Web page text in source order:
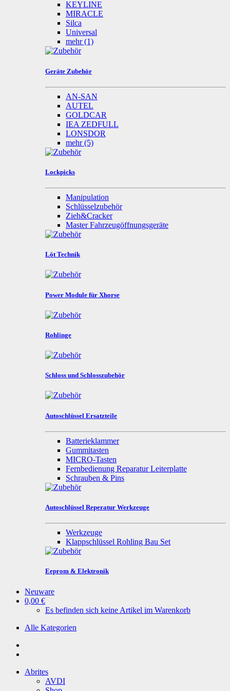
KEYLINE
MIRACLE
Silca
Universal
mehr(1)
Geräte Zubehör
AN-SAN
AUTEL
GOLDCAR
IEA ZEDFULL
LONSDOR
mehr(5)
Lockpicks
Manipulation
Schlüsselzubehör
Zieh&Cracker
Master Fahrzeugöffnungsgeräte
Löt Technik
Power Module für Xhorse
Rohlinge
Schloss und Schlosszubehör
Autoschlüssel Ersatzteile
Batterieklammer
Gummitasten
MICRO-Tasten
Fernbedienung Reparatur Leiterplatte
Schrauben & Pins
Autoschlüssel Reperatur Werkzeuge
Werkzeuge
Klappschlüssel Rohling Bau Set
Eeprom & Elektronik
Neuware
0,00 €
Es befinden sich keine Artikel im Warenkorb
Alle Kategorien
Abrites
AVDI